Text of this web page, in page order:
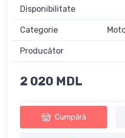
Disponibilitate
Categorie
Producător
2 020 MDL
Cumpără